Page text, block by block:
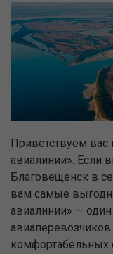
Приветствуем вас
авиалинии». Если
Благовещенск в
вам самые
авиалинии» —
комфортабельных